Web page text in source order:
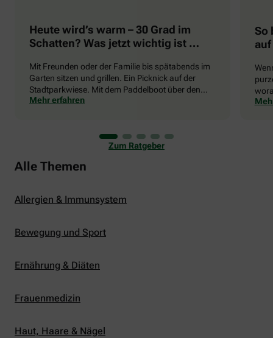
Heute wird’s warm – 30 Grad im
Schatten? Was jetzt wichtig ist …
Mit Freunden oder der Familie bis spätabends im
Garten sitzen und grillen. Ein Picknick auf der
Stadtparkwiese. Mit dem Paddelboot über den
See gleiten oder eine Radtour durch die blühende
er uns auch ganz schön zu schaffen. Wenn die
Temperaturen tagsüber auf mehr als 30 Grad
klettern und uns warme Tropennächte den Schlaf
rauben, sehnen wir uns oft nach einem
Mehr erfahren
So
die
Zum Ratgeber
Alle Themen
Allergien & Immunsystem
Bewegung und Sport
Ernährung & Diäten
Frauenmedizin
Haut, Haare & Nägel